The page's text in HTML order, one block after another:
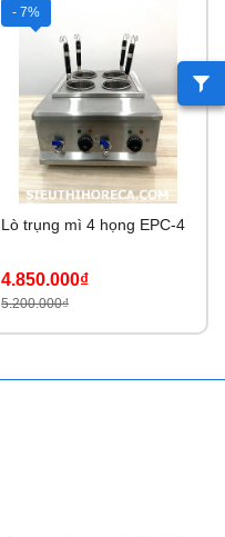
- 7%
Lò trụng mì 4 họng EPC-4
4.850.000₫
5.200.000₫